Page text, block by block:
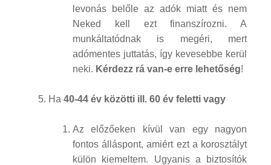
levonás belőle az adók miatt és nem
Neked kell ezt finanszírozni. A
munkáltatódnak is megéri, mert
adómentes juttatás, így kevesebbe kerül
neki. Kérdezz rá van-e erre lehetőség!
Ha 40-44 év közötti ill. 60 év feletti vagy
Az előzőeken kívül van egy nagyon
fontos álláspont, amiért ezt a korosztályt
külön kiemeltem. Ugyanis a biztosítók